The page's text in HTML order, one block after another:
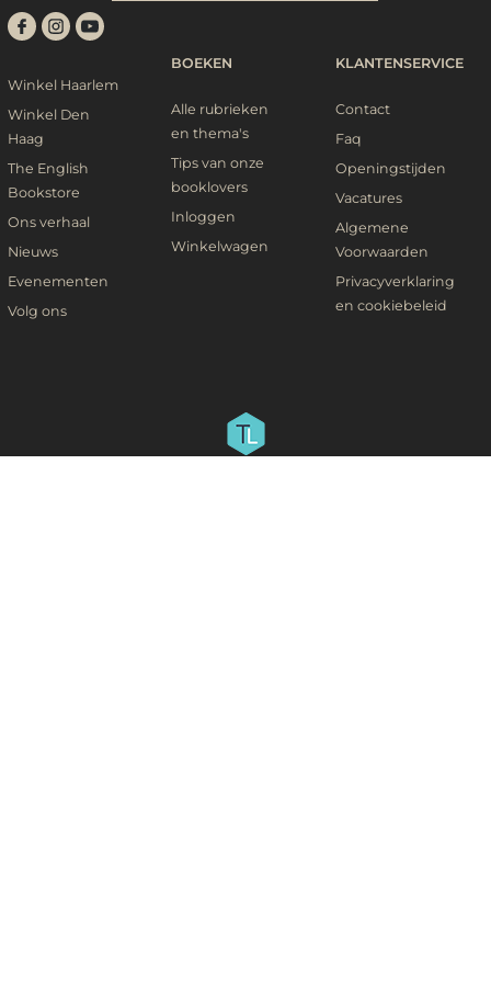
Winkel Haarlem
Winkel Den
Haag
The English
Bookstore
Ons verhaal
Nieuws
Evenementen
Volg ons
BOEKEN
Alle rubrieken
en thema's
Tips van onze
booklovers
Inloggen
Winkelwagen
KLANTENSERVICE
Contact
Faq
Openingstijden
Vacatures
Algemene
Voorwaarden
Privacyverklaring
en cookiebeleid